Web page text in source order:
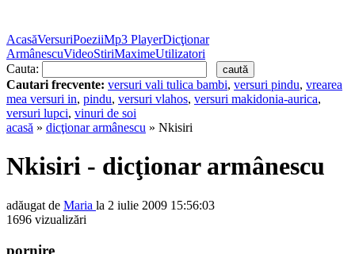
AcasăVersuriPoeziiMp3 PlayerDicţionar
ArmânescuVideoStiriMaximeUtilizatori
Cauta:
Cautari frecvente: versuri vali tulica bambi, versuri pindu, vrearea
mea versuri in, pindu, versuri vlahos, versuri makidonia-aurica,
versuri lupci, vinuri de soi
acasă » dicţionar armânescu » Nkisiri
Nkisiri - dicţionar armânescu
adăugat de Maria la 2 iulie 2009 15:56:03
1696 vizualizări
pornire